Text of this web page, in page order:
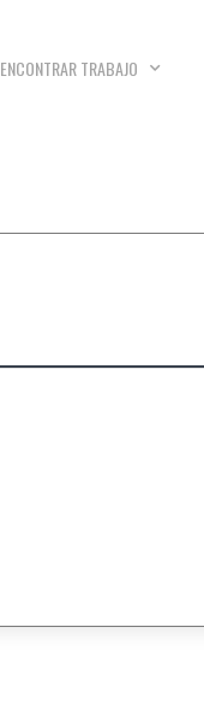
ENCONTRAR TRABAJO